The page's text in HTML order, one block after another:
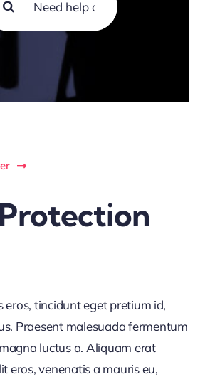
eros, tincidunt eget pretium id,
Praesent malesuada fermentum
luctus a. Aliquam erat
eros, venenatis a mauris eu,